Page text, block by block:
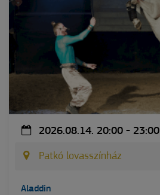
2026.08.14. 20:00 - 23:00
Patkó lovasszínház
Aladdin